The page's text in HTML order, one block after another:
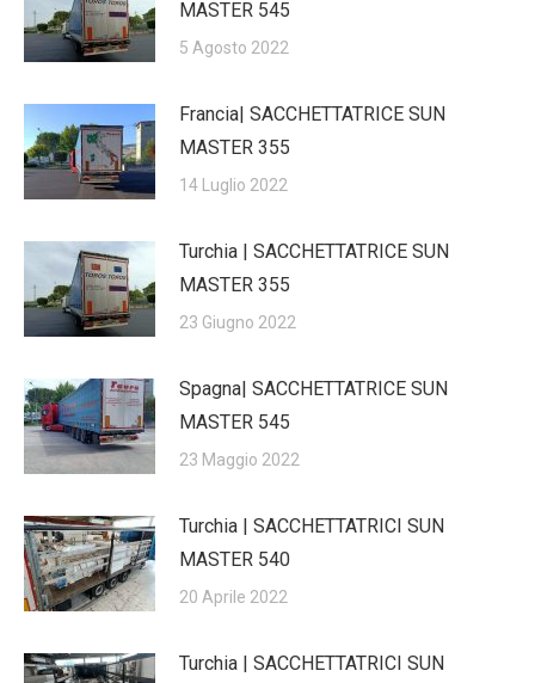
MASTER 545
5 Agosto 2022
Francia| SACCHETTATRICE SUN
MASTER 355
14 Luglio 2022
Turchia | SACCHETTATRICE SUN
MASTER 355
23 Giugno 2022
Spagna| SACCHETTATRICE SUN
MASTER 545
23 Maggio 2022
Turchia | SACCHETTATRICI SUN
MASTER 540
20 Aprile 2022
Turchia | SACCHETTATRICI SUN